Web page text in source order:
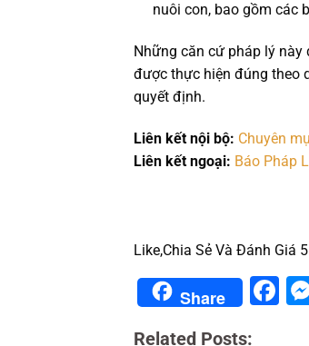
nuôi con, bao gồm các
Những căn cứ pháp lý
được thực hiện đúng theo
quyết định.
Liên kết nội bộ: Chuyên
Liên kết ngoại: Báo Pháp
Like,Chia Sẻ Và Đánh Giá
Share
Related Posts: